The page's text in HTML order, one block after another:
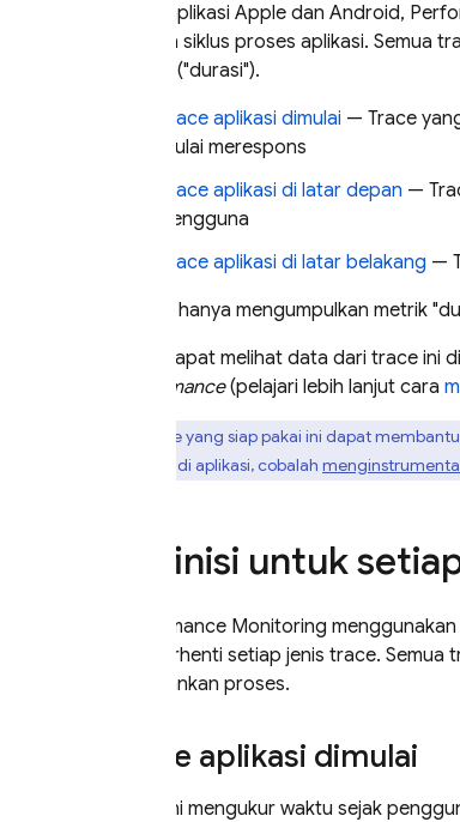
Untuk aplikasi Apple dan Android,
dengan siklus proses aplikasi. Semua
proses ("durasi").
Trace aplikasi dimulai — Trace
mulai merespons
Trace aplikasi di latar depan —
pengguna
Trace aplikasi di latar belakang —
Karena hanya mengumpulkan metrik
Anda dapat melihat data dari trace ini
Performance(pelajari lebih lanjut cara
Trace yang siap pakai ini dapat
tertentu di aplikasi, cobalah
Definisi untuk
Performance Monitoring
dan berhenti setiap jenis trace.
menjalankan proses.
Trace aplikasi dimulai
Trace ini mengukur waktu sejak